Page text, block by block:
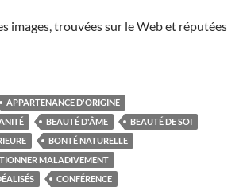
images, trouvées sur le Web et réputées
APPARTENANCE D'ORIGINE
BEAUTÉ D'ÂME
BEAUTÉ DE SOI
BONTÉ NATURELLE
MALADIVEMENT
CONFÉRENCE